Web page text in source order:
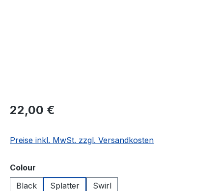
Regulärer Preis:
22,00 €
Preise inkl. MwSt. zzgl. Versandkosten
Colour
Black
Splatter Swirl